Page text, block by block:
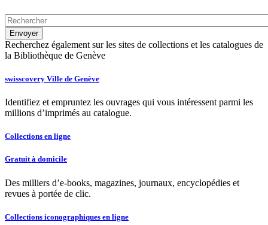
Recherchez également sur les sites de collections et les catalogues de
la Bibliothèque de Genève
swisscovery Ville de Genève
Identifiez et empruntez les ouvrages qui vous intéressent parmi les
millions d’imprimés au catalogue.
Collections en ligne
Gratuit à domicile
Des milliers d’e-books, magazines, journaux, encyclopédies et
revues à portée de clic.
Collections iconographiques en ligne